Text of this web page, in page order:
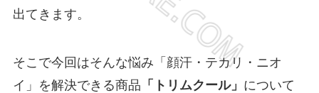
出てきます。
そこで今回はそんな悩み「顔汗・テカリ・ニオ
イ」を解決できる商品 「トリムクール」 について